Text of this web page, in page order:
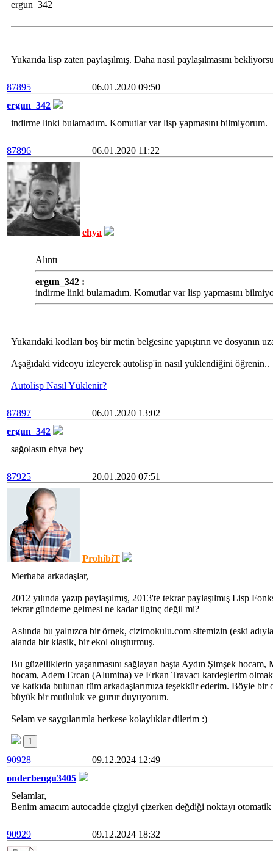
ergun_342
Yukarıda lisp zaten paylaşılmış. Daha nasıl paylaşılmasını
87895
06.01.2020 09:50
ergun_342
indirme linki bulamadım. Komutlar var lisp yapmasını bilmiyorum.
87896 06.01.2020 11:22
ehya
Alıntı
ergun_342 :
indirme linki bulamadım. Komutlar var lisp yapmasını
Yukarıdaki kodları boş bir metin belgesine yapıştırın ve dosyanın
Aşağıdaki videoyu izleyerek autolisp'in nasıl yüklendiğini öğrenin..
Autolisp Nasıl Yüklenir?
87897
06.01.2020 13:02
ergun_342
sağolasın ehya bey
87925 20.01.2020 07:51
ProhibiT
Merhaba arkadaşlar,
2012 yılında yazıp paylaşılmış, 2013'te tekrar paylaşılmış Lisp
tekrar gündeme gelmesi ne kadar ilginç değil mi?
Aslında bu yalnızca bir örnek, cizimokulu.com sitemizin (eski
alanda bir klasik, bir ekol oluşturmuş.
Bu güzelliklerin yaşanmasını sağlayan başta Aydın Şimşek
hocam, Adem Ercan (Alumina) ve Erkan Travacı kardeşlerim
ve katkıda bulunan tüm arkadaşlarımıza teşekkür ederim. Böyle bir
büyük bir mutluluk ve gurur duyuyorum.
Selam ve saygılarımla herkese kolaylıklar dilerim :)
1
90928
09.12.2024 12:49
onderbengu3405
Selamlar,
Benim amacım autocadde çizgiyi çizerken değdiği noktayı otomatik
90929 09.12.2024 18:32